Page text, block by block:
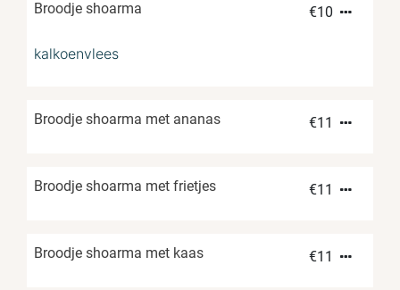
Broodje shoarma €10
kalkoenvlees
Broodje shoarma met ananas €11
Broodje shoarma met frietjes €11
Broodje shoarma met kaas €11